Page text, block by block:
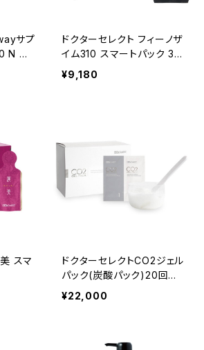
サプ
N プ
ドクターセレクト フィーノザ
イム310 スマートパック 30
包入
¥9,180
スマ
ドクターセレクトCO2ジェル
パック(炭酸パック)20回分
※プラカップ、スパチュラ付
¥22,000